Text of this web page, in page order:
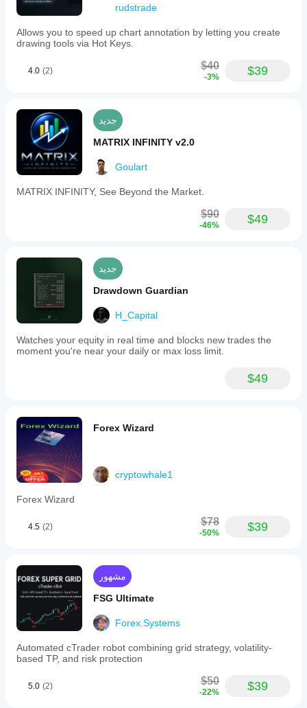
rudstrade
Allows you to speed up chart annotation by letting you create
drawing tools via Hot Keys.
4.0 (2) $40
-3% $39
جديد
MATRIX INFINITY v2.0
Goulart
MATRIX INFINITY, See Beyond the Market.
$90
-46% $49
جديد
Drawdown Guardian
H_Capital
Watches your equity in real time and blocks new trades the
moment you're near your daily or max loss limit.
$49
Forex Wizard
cryptowhale1
Forex Wizard
4.5 (2) $78
-50% $39
مشهور
FSG Ultimate
Forex.Systems
Automated cTrader robot combining grid strategy, volatility-
based TP, and risk protection
5.0 (2) $50
-22% $39